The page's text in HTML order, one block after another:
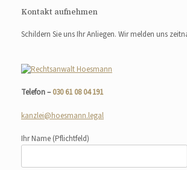
Kontakt aufnehmen
Schildern Sie uns Ihr Anliegen. Wir melden uns
Telefon –030 61 08 04 191
kanzlei@hoesmann.legal
Ihr Name (Pflichtfeld)